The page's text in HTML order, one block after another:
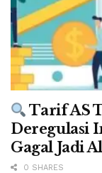
Tarif AS
Deregulasi
Gagal Jadi
0 SHARES